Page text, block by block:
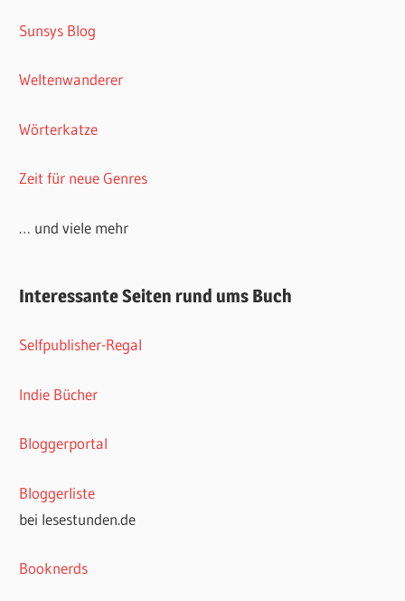
Sunsys Blog
Weltenwanderer
Wörterkatze
Zeit für neue Genres
… und viele mehr
Interessante Seiten rund ums Buch
Selfpublisher-Regal
Indie Bücher
Bloggerportal
Bloggerliste
bei lesestunden.de
Booknerds